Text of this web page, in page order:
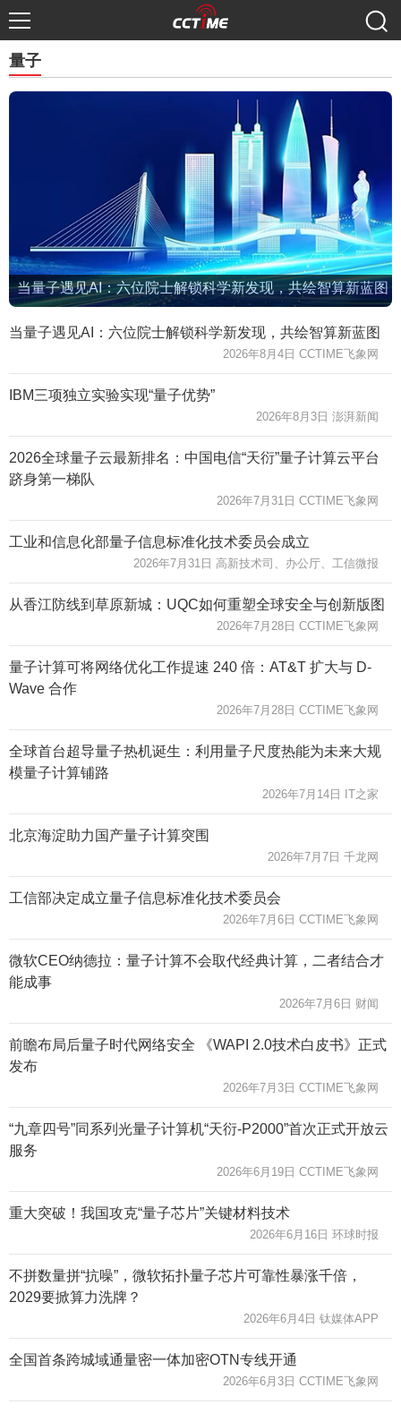
量子
当量子遇见AI：六位院士解锁科学新发现，共绘智算新蓝图
当量子遇见AI：六位院士解锁科学新发现，共绘智算新蓝图
2026年8月4日 CCTIME飞象网
IBM三项独立实验实现“量子优势”
2026年8月3日 澎湃新闻
2026全球量子云最新排名：中国电信“天衍”量子计算云平台
跻身第一梯队
2026年7月31日 CCTIME飞象网
工业和信息化部量子信息标准化技术委员会成立
2026年7月31日 高新技术司、办公厅、工信微报
从香江防线到草原新城：UQC如何重塑全球安全与创新版图
2026年7月28日 CCTIME飞象网
量子计算可将网络优化工作提速 240 倍：AT&T 扩大与 D-
Wave 合作
2026年7月28日 CCTIME飞象网
全球首台超导量子热机诞生：利用量子尺度热能为未来大规
模量子计算铺路
2026年7月14日 IT之家
北京海淀助力国产量子计算突围
2026年7月7日 千龙网
工信部决定成立量子信息标准化技术委员会
2026年7月6日 CCTIME飞象网
微软CEO纳德拉：量子计算不会取代经典计算，二者结合才
能成事
2026年7月6日 财闻
前瞻布局后量子时代网络安全 《WAPI 2.0技术白皮书》正式
发布
2026年7月3日 CCTIME飞象网
“九章四号”同系列光量子计算机“天衍-P2000”首次正式开放云
服务
2026年6月19日 CCTIME飞象网
重大突破！我国攻克“量子芯片”关键材料技术
2026年6月16日 环球时报
不拼数量拼“抗噪”，微软拓扑量子芯片可靠性暴涨千倍，
2029要掀算力洗牌？
2026年6月4日 钛媒体APP
全国首条跨城域通量密一体加密OTN专线开通
2026年6月3日 CCTIME飞象网